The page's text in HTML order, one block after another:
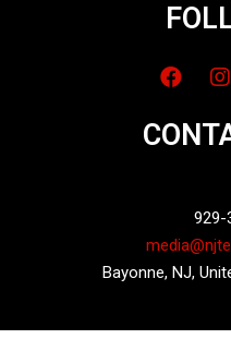
929-
Bayonne, NJ,